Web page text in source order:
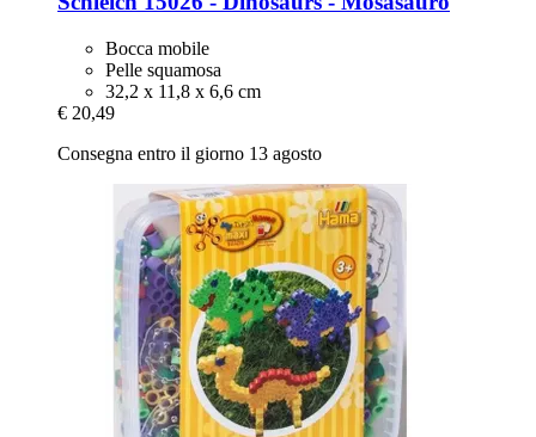
Bocca mobile
Pelle squamosa
32,2 x 11,8 x 6,6 cm
€ 20,49
Consegna entro il giorno 13 agosto